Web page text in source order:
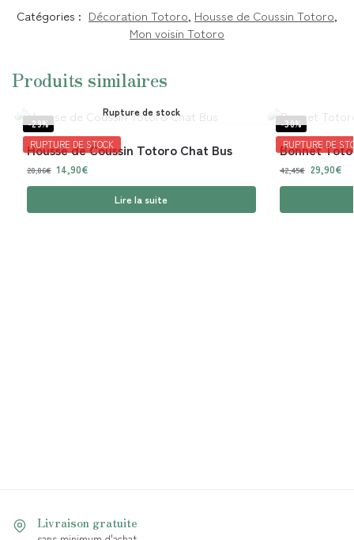
Catégories : Décoration Totoro, Housse de Coussin Totoro,
Mon voisin Totoro
Produits similaires
-29%
RUPTURE DE STOCK
Rupture de stock
Housse de Coussin Totoro Chat Bus
20,86€ 14,90€
Lire la suite
-30%
RUPTURE DE
Bonnet
42,45€ 29,90€
Livraison gratuite